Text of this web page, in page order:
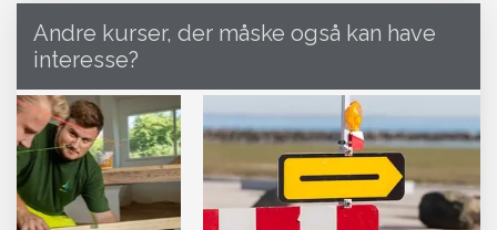
Andre kurser, der måske også kan have
interesse?